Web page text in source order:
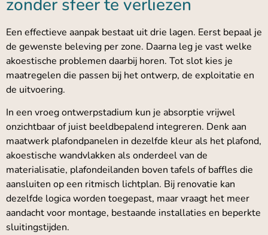
zonder sfeer te verliezen
Een effectieve aanpak bestaat uit drie lagen. Eerst bepaal je
de gewenste beleving per zone. Daarna leg je vast welke
akoestische problemen daarbij horen. Tot slot kies je
maatregelen die passen bij het ontwerp, de exploitatie en
de uitvoering.
In een vroeg ontwerpstadium kun je absorptie vrijwel
onzichtbaar of juist beeldbepalend integreren. Denk aan
maatwerk plafondpanelen in dezelfde kleur als het plafond,
akoestische wandvlakken als onderdeel van de
materialisatie, plafondeilanden boven tafels of baffles die
aansluiten op een ritmisch lichtplan. Bij renovatie kan
dezelfde logica worden toegepast, maar vraagt het meer
aandacht voor montage, bestaande installaties en beperkte
sluitingstijden.